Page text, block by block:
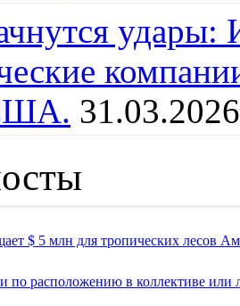
31.03.2026
$ 5 млн для тропических лесов
по расположению в коллективе